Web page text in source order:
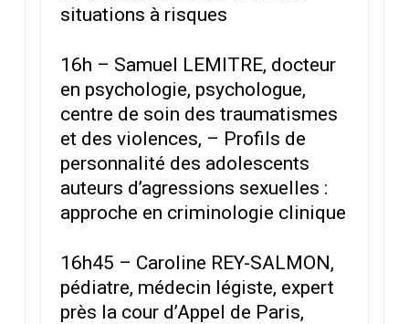
situations à risques
16h – Samuel LEMITRE, docteur
en psychologie, psychologue,
centre de soin des traumatismes
et des violences, – Profils de
personnalité des adolescents
auteurs d’agressions sexuelles :
approche en criminologie clinique
16h45 – Caroline REY-SALMON,
pédiatre, médecin légiste, expert
près la cour d’Appel de Paris,